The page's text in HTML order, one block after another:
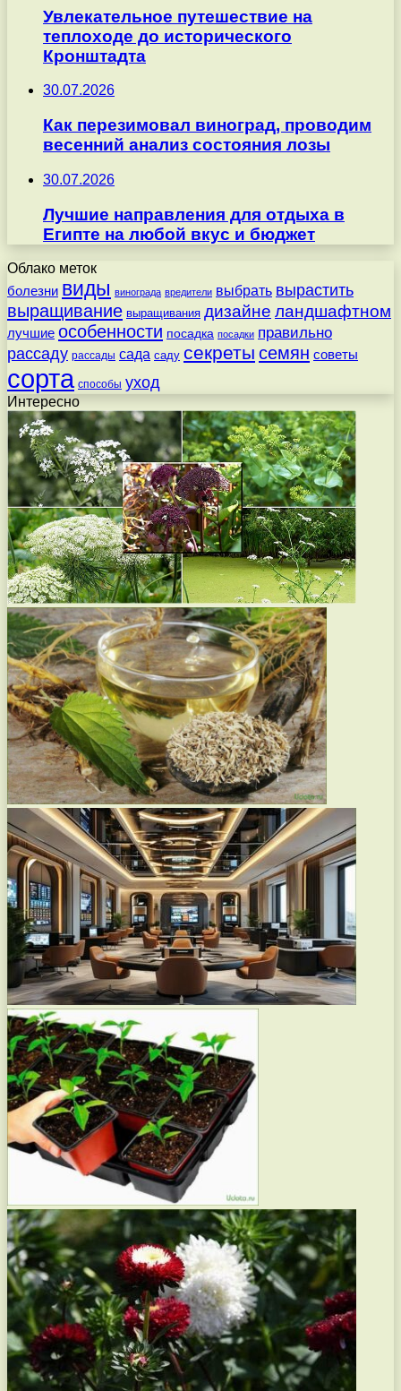
Увлекательное путешествие на
теплоходе до исторического
Кронштадта
30.07.2026
Как перезимовал виноград, проводим
весенний анализ состояния лозы
30.07.2026
Лучшие направления для отдыха в
Египте на любой вкус и бюджет
Облако меток
болезни виды винограда вредители выбрать вырастить
выращивание выращивания дизайне ландшафтном
лучшие особенности посадка посадки правильно
рассаду рассады сада саду секреты семян советы
сорта способы уход
Интересно